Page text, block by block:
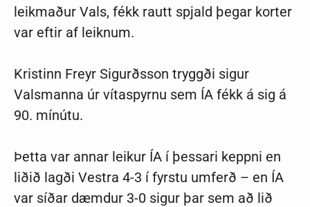
leikmaður Vals, fékk rautt spjald þegar korter
var eftir af leiknum.
Kristinn Freyr Sigurðsson tryggði sigur
Valsmanna úr vítaspyrnu sem ÍA fékk á sig á
90. mínútu.
Þetta var annar leikur ÍA í þessari keppni en
liðið lagði Vestra 4-3 í fyrstu umferð – en ÍA
var síðar dæmdur 3-0 sigur þar sem að lið